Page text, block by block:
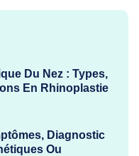
Du Nez : Types,
En Rhinoplastie
Diagnostic
Ou